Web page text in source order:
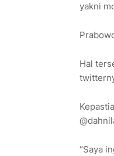
yakni
Hal
“Saya